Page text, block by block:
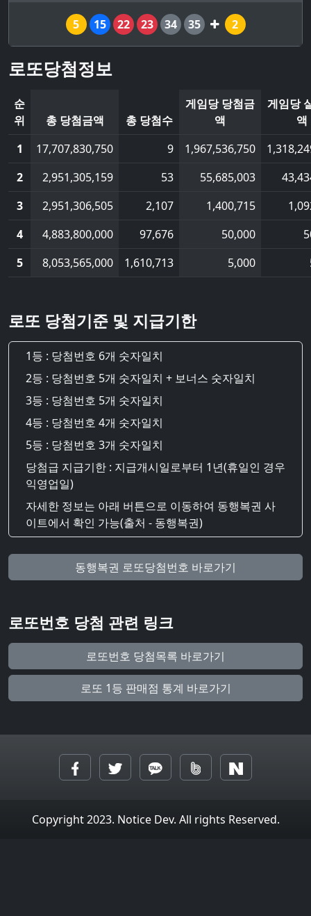
5 15 22 23 34 35 2
로또당첨정보
순
위
총 당첨금액 총 당첨수
게임당 당첨금
액
게임당
액
1
17,707,830,750 9 1,967,536,750
2
2,951,305,159 53 55,685,003
3
2,951,306,505 2,107 1,400,715
4
4,883,800,000 97,676 50,000
5
8,053,565,000 1,610,713 5,000
로또 당첨기준 및 지급기한
1등 : 당첨번호 6개 숫자일치
2등 : 당첨번호 5개 숫자일치 + 보너스 숫자일치
3등 : 당첨번호 5개 숫자일치
4등 : 당첨번호 4개 숫자일치
5등 : 당첨번호 3개 숫자일치
당첨급 지급기한 : 지급개시일로부터 1년(휴일인 경우
익영업일)
자세한 정보는 아래 버튼으로 이동하여 동행복권 사
이트에서 확인 가능(출처 - 동행복권)
동행복권 로또당첨번호 바로가기
로또번호 당첨 관련 링크
로또번호 당첨목록 바로가기
로또 1등 판매점 통계 바로가기
Copyright 2023. Notice Dev. All rights Reserved.